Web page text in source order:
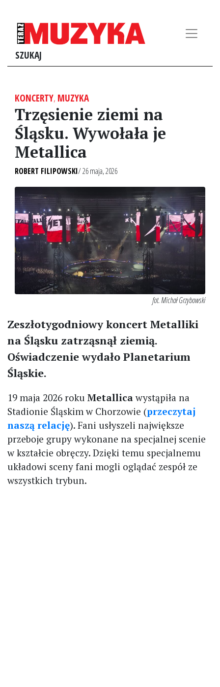
SZUKAJ
KONCERTY, MUZYKA
Trzęsienie ziemi na
Śląsku. Wywołała je
Metallica
ROBERT FILIPOWSKI/ 26 maja, 2026
fot. Michał Grzybowski
Zeszłotygodniowy koncert Metalliki
na Śląsku zatrząsnął ziemią.
Oświadczenie wydało Planetarium
Śląskie.
19 maja 2026 roku Metallicawystąpiła na
Stadionie Śląskim w Chorzowie (przeczytaj
naszą relację). Fani usłyszeli największe
przeboje grupy wykonane na specjalnej scenie
w kształcie obręczy. Dzięki temu specjalnemu
układowi sceny fani mogli oglądać zespół ze
wszystkich trybun.